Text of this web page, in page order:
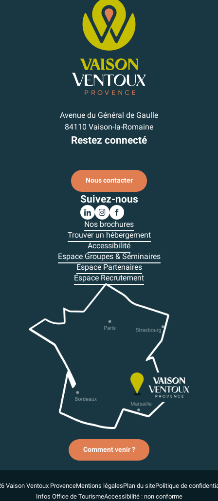
Avenue du Général de Gaulle
84110 Vaison-la-Romaine
Restez connecté
Nous contacter
Suivez-nous
Nos brochures
Trouver un hébergement
Accessibilité
Espace Groupes & Séminaires
Espace Partenaires
Espace Recrutement
Comment venir ?
Vaison Ventoux ProvenceMentions légalesPlan du sitePolitique de
Infos Office de TourismeAccessibilité : non conforme